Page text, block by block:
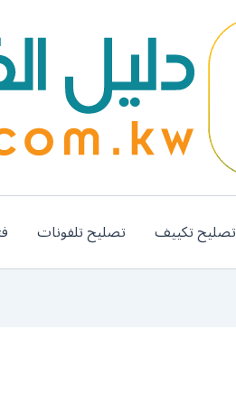
تصليح تكييف تصليح تلفونات